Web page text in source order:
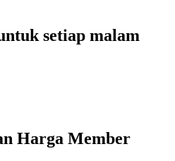
setiap malam
Harga Member